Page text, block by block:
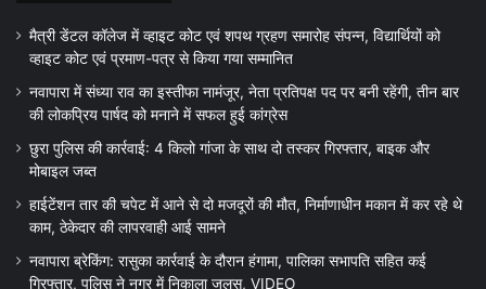
मैत्री डेंटल कॉलेज में व्हाइट कोट एवं शपथ ग्रहण समारोह संपन्न, विद्यार्थियों को
व्हाइट कोट एवं प्रमाण-पत्र से किया गया सम्मानित
नवापारा में संध्या राव का इस्तीफा नामंजूर, नेता प्रतिपक्ष पद पर बनी रहेंगी, तीन बार
की लोकप्रिय पार्षद को मनाने में सफल हुई कांग्रेस
छुरा पुलिस की कार्रवाई: 4 किलो गांजा के साथ दो तस्कर गिरफ्तार, बाइक और
मोबाइल जब्त
हाईटेंशन तार की चपेट में आने से दो मजदूरों की मौत, निर्माणाधीन मकान में कर रहे थे
काम, ठेकेदार की लापरवाही आई सामने
नवापारा ब्रेकिंग: रासुका कार्रवाई के दौरान हंगामा, पालिका सभापति सहित कई
गिरफ्तार, पुलिस ने नगर में निकाला जुलूस, VIDEO